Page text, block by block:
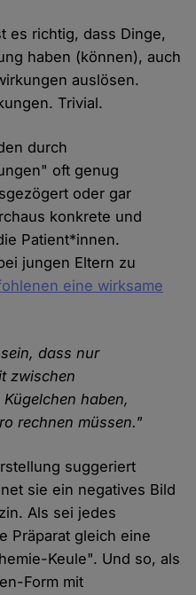
es richtig, dass Dinge,
haben (können), auch
auslösen.
Trivial.
durch
oft genug
oder gar
konkrete und
Patient*innen.
jungen Eltern zu
eine wirksame
dass nur
zwischen
haben,
rechnen müssen."
suggeriert
sie ein negatives Bild
Als sei jedes
Präparat gleich eine
Keule". Und so, als
Form mit